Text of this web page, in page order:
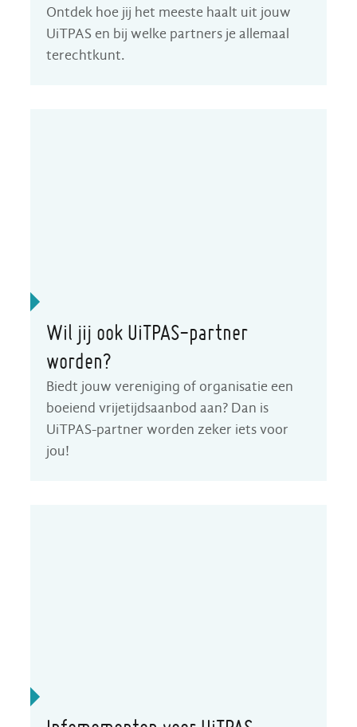
Ontdek hoe jij het meeste haalt uit jouw
UiTPAS en bij welke partners je allemaal
terechtkunt.
Wil jij ook UiTPAS-partner
worden?
Biedt jouw vereniging of organisatie een
boeiend vrijetijdsaanbod aan? Dan is
UiTPAS-partner worden zeker iets voor
jou!